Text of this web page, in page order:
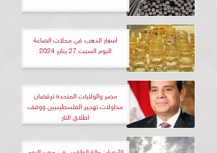
اسعار الذهب في محلات الصاغة
اليوم السبت 27 يناير 2024
مصر والولايات المتحدة ترفضان
محاولات تهجير الفلسطينيين ووقف
اطلاق النار